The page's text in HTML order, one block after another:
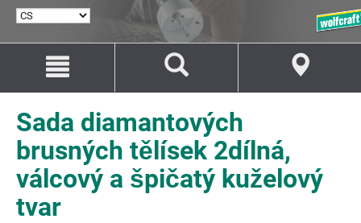
Obsah
Navigaci
Sada diamantových
brusných tělísek 2dílná,
válcový a špičatý kuželový
tvar